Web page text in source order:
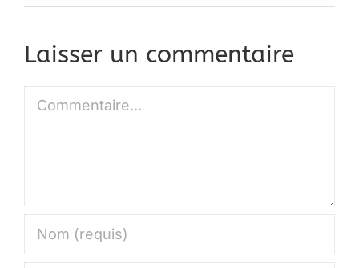
Laisser un commentaire